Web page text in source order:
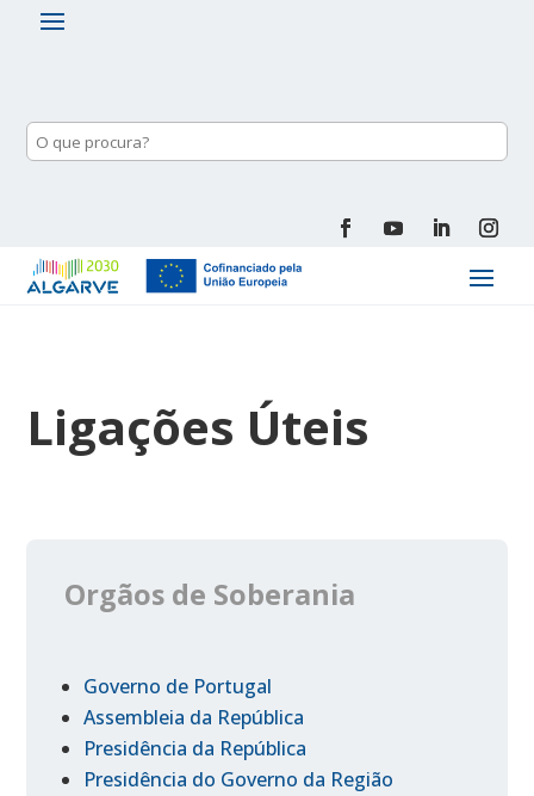
Ligações Úteis
Orgãos de Soberania
Governo de Portugal
Assembleia da República
Presidência da República
Presidência do Governo da Região